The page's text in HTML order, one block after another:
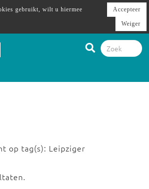
op tag(s): Leipziger
gebruikt, wilt u hiermee
Accepteer
Weiger